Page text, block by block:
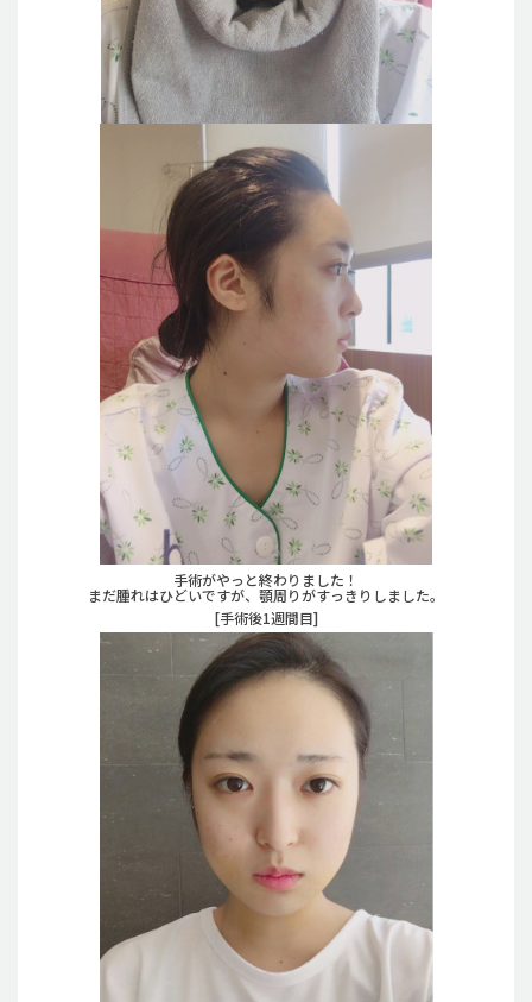
手術がやっと終わりました！
まだ腫れはひどいですが、顎周りがすっきりしました。
[手術後1週間目]